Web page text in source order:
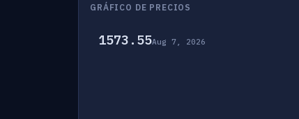
GRÁFICO DE PRECIOS
1573.55Aug 7, 2026